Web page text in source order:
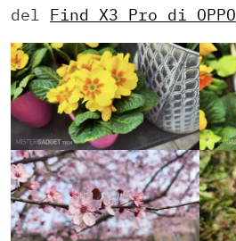
del Find X3 Pro di OPPO